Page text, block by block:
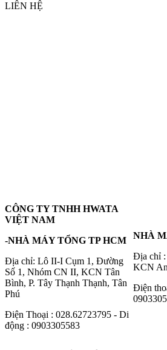
LIÊN HỆ
CÔNG TY TNHH HWATA
VIỆT NAM
-NHÀ MÁY TỔNG TP HCM
Địa chỉ: Lô II-I Cụm 1, Đường
Số 1, Nhóm CN II, KCN Tân
Bình, P. Tây Thạnh Thạnh, Tân
Phú
Điện Thoại : 028.62723795 - Di
động : 0903305583
NHÀ
Địa chỉ :
KCN
Điện